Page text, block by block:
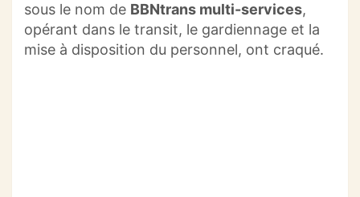
sous le nom de BBNtrans multi-services,
opérant dans le transit, le gardiennage et la
mise à disposition du personnel, ont craqué.